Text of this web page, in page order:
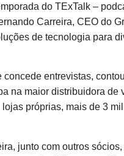
do TExTalk –
Carreira, CEO do
de tecnologia para
entrevistas,
na maior distribuidora
próprias, mais de 3
junto com outros